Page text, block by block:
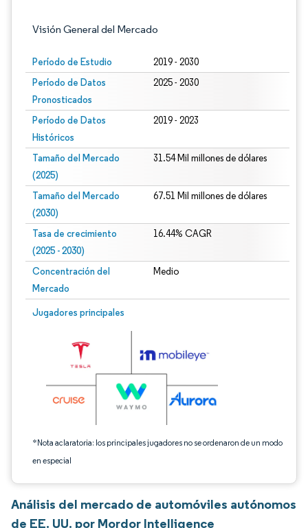
Visión General del Mercado
Período de Estudio 2019 - 2030
Período de Datos
Pronosticados
2025 - 2030
Período de Datos
Históricos
2019 - 2023
Tamaño del Mercado
(2025)
31.54 Mil millones de dólares
Tamaño del Mercado
(2030)
67.51 Mil millones de dólares
Tasa de crecimiento
(2025 - 2030)
16.44% CAGR
Concentración del
Mercado
Medio
Jugadores principales
*Nota aclaratoria: los principales jugadores no se ordenaron de un modo
en especial
Imagen © Mordor Intelligence. El uso requiere atribución según CC BY 4.0.
Análisis del mercado de automóviles autónomos
de EE. UU. por Mordor Intelligence